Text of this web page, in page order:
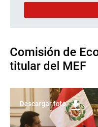
Comisión de
titular del MEF
Descargar foto